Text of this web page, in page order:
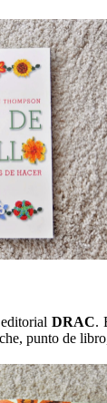
DRAC.
punto de